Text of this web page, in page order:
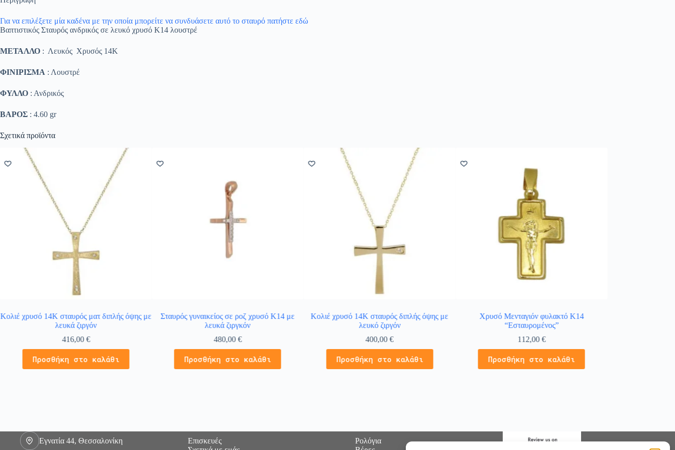
Για να επιλέξετε μία καδένα με την οποία μπορείτε να συνδυάσετε αυτό το σταυρό πατήστε εδώ
Βαπτιστικός Σταυρός ανδρικός σε λευκό χρυσό Κ14 λουστρέ
ΜΕΤΑΛΛΟ : Λευκός Χρυσός 14K
ΦΙΝΙΡΙΣΜΑ : Λουστρέ
ΦΥΛΛΟ : Ανδρικός
ΒΑΡΟΣ : 4.60 gr
Σχετικά προϊόντα
Κολιέ χρυσό 14Κ σταυρός ματ διπλής όψης με
λευκά ζιργόν
416,00€
Προσθήκη στο καλάθι
Σταυρός γυναικείος σε ροζ χρυσό Κ14 με
λευκά ζιργκόν
480,00€
Προσθήκη στο καλάθι
Κολιέ χρυσό 14Κ σταυρός διπλής όψης με
λευκό ζιργόν
400,00€
Προσθήκη στο καλάθι
Χρυσό Μενταγιόν φυλακτό Κ14
“Εσταυρομένος”
112,00€
Προσθήκη στο καλάθι
Εγνατία 44, Θεσσαλονίκη
Επισκευές
Ρολόγια